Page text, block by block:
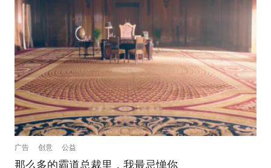
广告 创意 公益
那么多的霸道总裁里，我最忌惮你